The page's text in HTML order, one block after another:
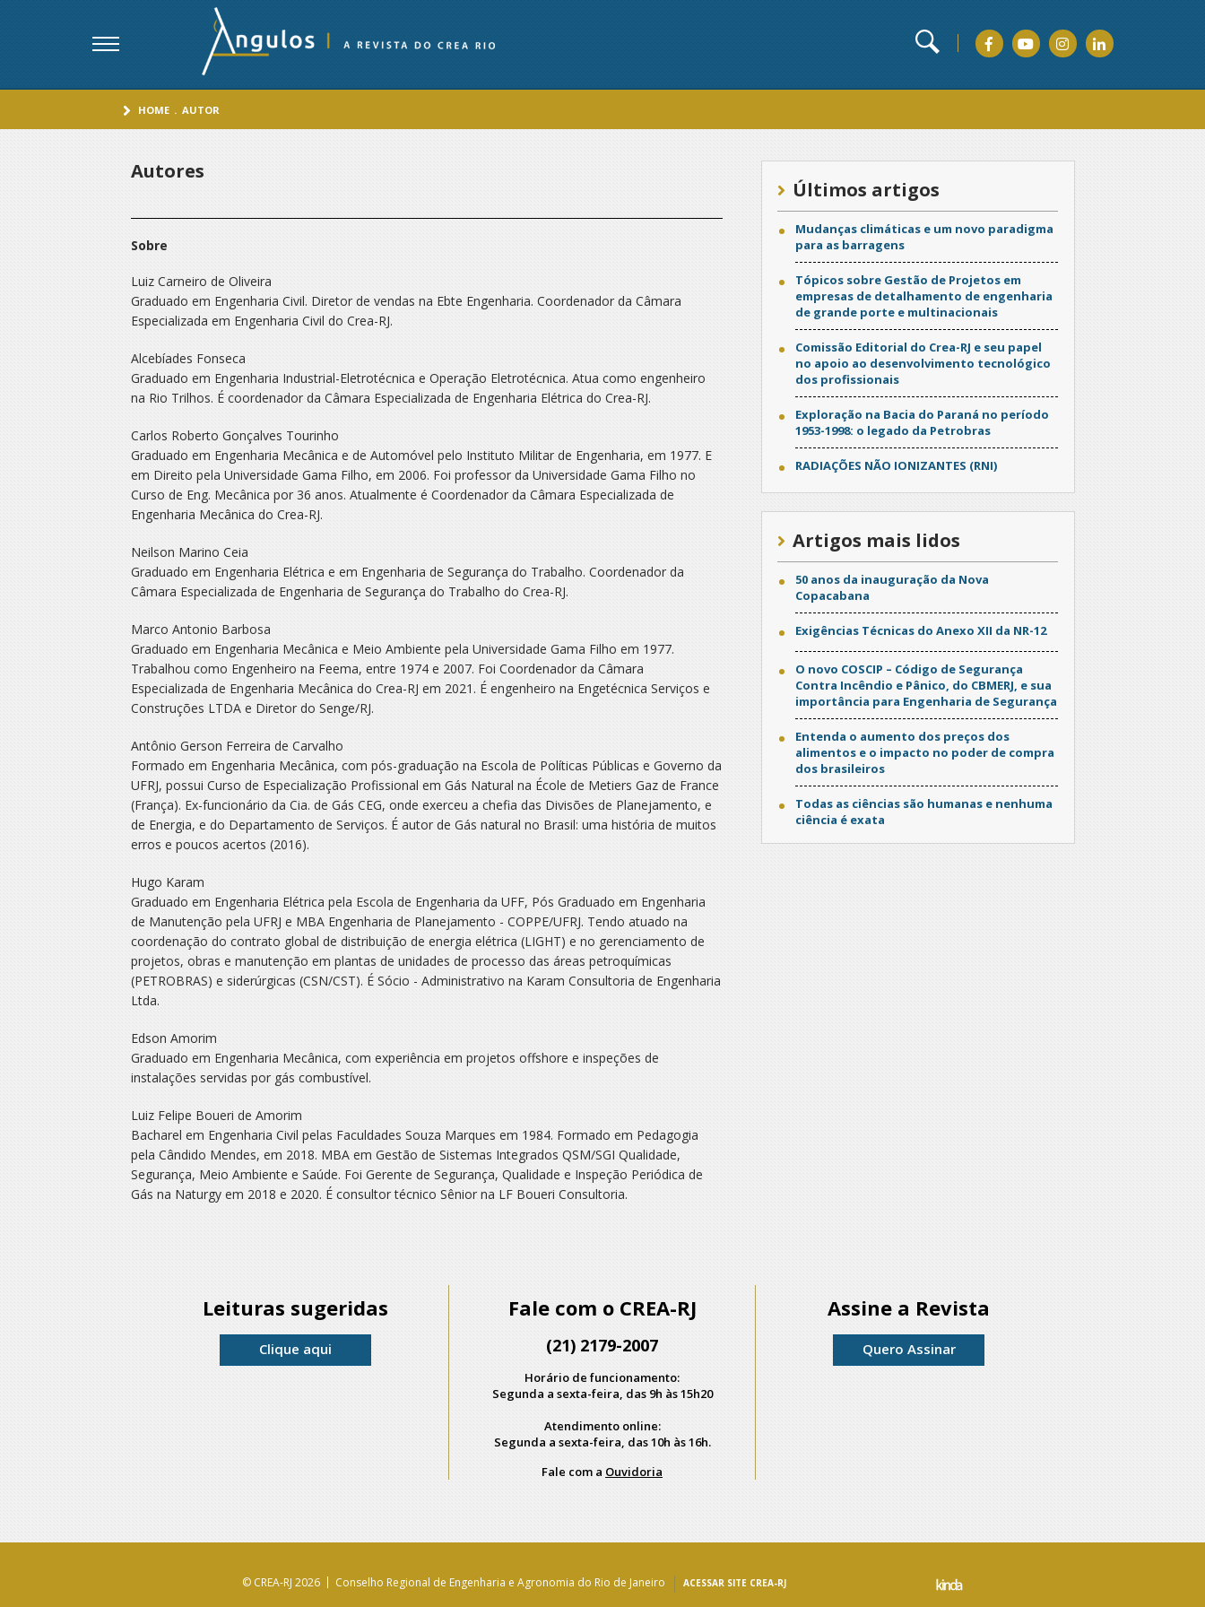
HOME . AUTOR
Autores
Sobre
Luiz Carneiro de Oliveira
Graduado em Engenharia Civil. Diretor de vendas na Ebte Engenharia. Coordenador da Câmara
Especializada em Engenharia Civil do Crea-RJ.
Alcebíades Fonseca
Graduado em Engenharia Industrial-Eletrotécnica e Operação Eletrotécnica. Atua como engenheiro
na Rio Trilhos. É coordenador da Câmara Especializada de Engenharia Elétrica do Crea-RJ.
Carlos Roberto Gonçalves Tourinho
Graduado em Engenharia Mecânica e de Automóvel pelo Instituto Militar de Engenharia, em 1977. E
em Direito pela Universidade Gama Filho, em 2006. Foi professor da Universidade Gama Filho no
Curso de Eng. Mecânica por 36 anos. Atualmente é Coordenador da Câmara Especializada de
Engenharia Mecânica do Crea-RJ.
Neilson Marino Ceia
Graduado em Engenharia Elétrica e em Engenharia de Segurança do Trabalho. Coordenador da
Câmara Especializada de Engenharia de Segurança do Trabalho do Crea-RJ.
Marco Antonio Barbosa
Graduado em Engenharia Mecânica e Meio Ambiente pela Universidade Gama Filho em 1977.
Trabalhou como Engenheiro na Feema, entre 1974 e 2007. Foi Coordenador da Câmara
Especializada de Engenharia Mecânica do Crea-RJ em 2021. É engenheiro na Engetécnica Serviços e
Construções LTDA e Diretor do Senge/RJ.
Antônio Gerson Ferreira de Carvalho
Formado em Engenharia Mecânica, com pós-graduação na Escola de Políticas Públicas e Governo da
UFRJ, possui Curso de Especialização Profissional em Gás Natural na École de Metiers Gaz de France
(França). Ex-funcionário da Cia. de Gás CEG, onde exerceu a chefia das Divisões de Planejamento, e
de Energia, e do Departamento de Serviços. É autor de Gás natural no Brasil: uma história de muitos
erros e poucos acertos (2016).
Hugo Karam
Graduado em Engenharia Elétrica pela Escola de Engenharia da UFF, Pós Graduado em Engenharia
de Manutenção pela UFRJ e MBA Engenharia de Planejamento - COPPE/UFRJ. Tendo atuado na
coordenação do contrato global de distribuição de energia elétrica (LIGHT) e no gerenciamento de
projetos, obras e manutenção em plantas de unidades de processo das áreas petroquímicas
(PETROBRAS) e siderúrgicas (CSN/CST). É Sócio - Administrativo na Karam Consultoria de Engenharia
Ltda.
Edson Amorim
Graduado em Engenharia Mecânica, com experiência em projetos offshore e inspeções de
instalações servidas por gás combustível.
Luiz Felipe Boueri de Amorim
Bacharel em Engenharia Civil pelas Faculdades Souza Marques em 1984. Formado em Pedagogia
pela Cândido Mendes, em 2018. MBA em Gestão de Sistemas Integrados QSM/SGI Qualidade,
Segurança, Meio Ambiente e Saúde. Foi Gerente de Segurança, Qualidade e Inspeção Periódica de
Gás na Naturgy em 2018 e 2020. É consultor técnico Sênior na LF Boueri Consultoria.
Últimos artigos
Mudanças climáticas e um novo paradigma
para as barragens
Tópicos sobre Gestão de Projetos em
empresas de detalhamento de engenharia
de grande porte e multinacionais
Comissão Editorial do Crea-RJ e seu papel
no apoio ao desenvolvimento tecnológico
dos profissionais
Exploração na Bacia do Paraná no período
1953-1998: o legado da Petrobras
RADIAÇÕES NÃO IONIZANTES (RNI)
Artigos mais lidos
50 anos da inauguração da Nova
Copacabana
Exigências Técnicas do Anexo XII da NR-12
O novo COSCIP – Código de Segurança
Contra Incêndio e Pânico, do CBMERJ, e sua
importância para Engenharia de Segurança
Entenda o aumento dos preços dos
alimentos e o impacto no poder de compra
dos brasileiros
Todas as ciências são humanas e nenhuma
ciência é exata
Leituras sugeridas
Clique aqui
Fale com o CREA-RJ
(21) 2179-2007
Horário de funcionamento:
Segunda a sexta-feira, das 9h às 15h20
Atendimento online:
Segunda a sexta-feira, das 10h às 16h.
Fale com a Ouvidoria
Assine a Revista
Quero Assinar
© CREA-RJ 2026 Conselho Regional de Engenharia e Agronomia do Rio de Janeiro ACESSAR SITE CREA-RJ